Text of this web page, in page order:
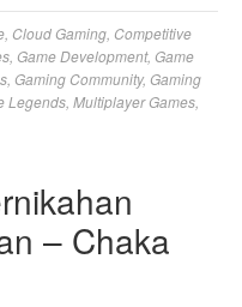
, Cloud Gaming, Competitive
, Game Development, Game
, Gaming Community, Gaming
Legends, Multiplayer Games,
– Chaka